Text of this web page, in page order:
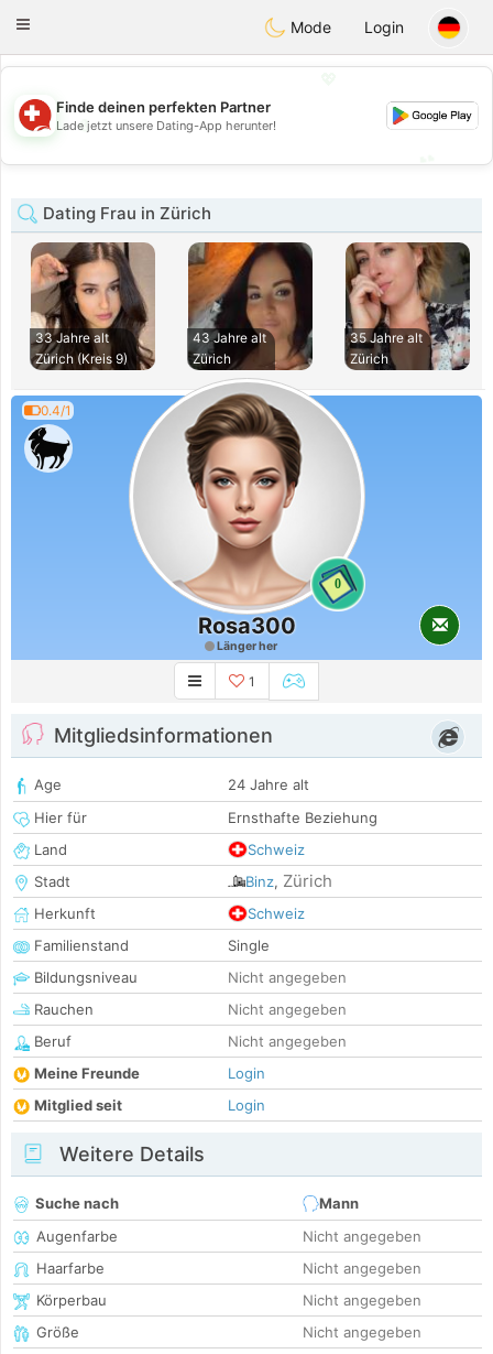
Suissi
Toggle
Mode Login
💖
💕
Finde deinen perfekten Partner
Lade jetzt unsere Dating-App herunter!
Dating Frau in Zürich
33 Jahre alt
Zürich (Kreis 9)
43 Jahre alt
Zürich
35 Jahre alt
Zürich
0.4/1
0
Rosa300
Länger her
1
Mitgliedsinformationen
Age
24 Jahre alt
Hier für
Ernsthafte Beziehung
Land
Schweiz
Stadt
Binz, Zürich
Herkunft
Schweiz
Familienstand
Single
Bildungsniveau
Nicht angegeben
Rauchen
Nicht angegeben
Beruf
Nicht angegeben
Meine Freunde
Login
Mitglied seit
Login
Weitere Details
Suche nach
Mann
Augenfarbe
Nicht angegeben
Haarfarbe
Nicht angegeben
Körperbau
Nicht angegeben
Größe
Nicht angegeben